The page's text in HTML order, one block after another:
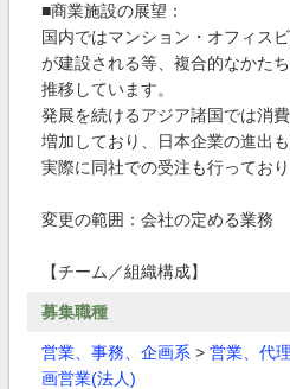
■商業施設の展望：
国内ではマンション・オフィス
が建設される等、複合的なかた
推移しています。
発展を続けるアジア諸国では消
増加しており、日本企業の進出も
実際に同社での受注も行っており
変更の範囲：会社の定める業務
【チーム／組織構成】
募集職種
営業、事務、企画系 > 営業、代
画営業(法人)